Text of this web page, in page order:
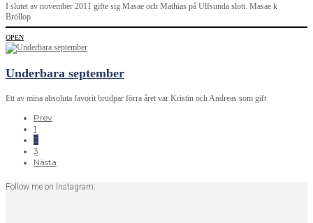
I slutet av november 2011 gifte sig Masae och Mathias på Ulfsunda slott. Masae k
Bröllop
OPEN
Underbara september
Ett av mina absoluta favorit brudpar förra året var Kristin och Andreas som gift
Prev
1
2
3
Nästa
Follow me on Instagram: